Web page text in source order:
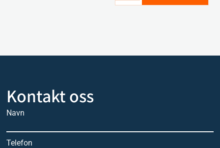
Kontakt oss
Navn
Telefon